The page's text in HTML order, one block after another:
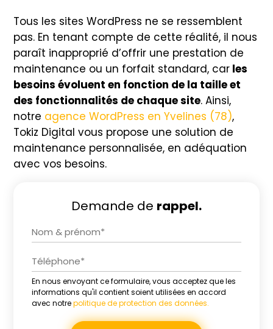
Tous les sites WordPress ne se ressemblent
pas. En tenant compte de cette réalité, il nous
paraît inapproprié d’offrir une prestation de
maintenance ou un forfait standard, car les
besoins évoluent en fonction de la taille et
des fonctionnalités de chaque site. Ainsi,
notre agence WordPress en Yvelines (78),
Tokiz Digital vous propose une solution de
maintenance personnalisée, en adéquation
avec vos besoins.
Demande de rappel.
En nous envoyant ce formulaire, vous acceptez que les
informations qu'il contient soient utilisées en accord
avec notrepolitique de protection des données.
Alternative: